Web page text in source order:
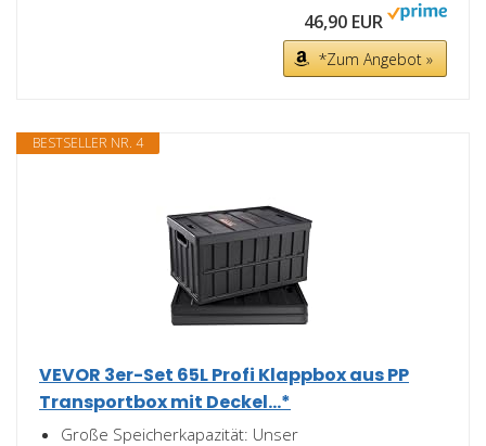
46,90 EUR
*Zum Angebot »
BESTSELLER NR. 4
VEVOR 3er-Set 65L Profi Klappbox aus PP
Transportbox mit Deckel...*
Große Speicherkapazität: Unser